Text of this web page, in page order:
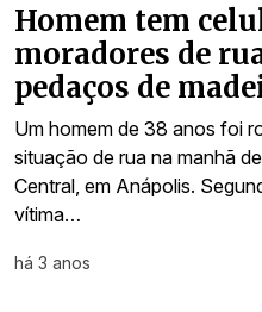
Homem tem
moradores de
pedaços de
Um homem de 38 anos foi
situação de rua na manhã
Central, em Anápolis.
vítima…
há 3 anos